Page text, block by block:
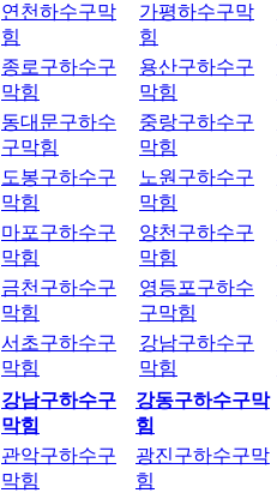
연천하수구막
힘
가평하수구막
힘
종로구하수구
막힘
용산구하수구
막힘
동대문구하수
구막힘
중랑구하수구
막힘
도봉구하수구
막힘
노원구하수구
막힘
마포구하수구
막힘
양천구하수구
막힘
금천구하수구
막힘
영등포구하수
구막힘
서초구하수구
막힘
강남구하수구
막힘
강남구하수구
막힘
강동구하수구막
힘
관악구하수구
막힘
광진구하수구막
힘